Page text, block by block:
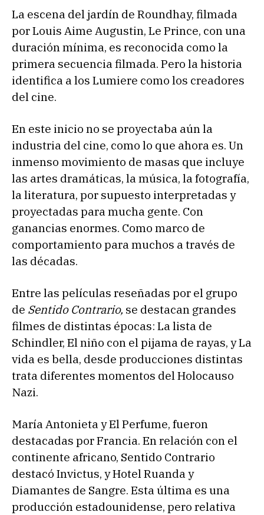
o
d
a
u
i
o
La escena del jardín de Roundhay, filmada
por Louis Aime Augustin, Le Prince, con una
duración mínima, es reconocida como la
primera secuencia filmada. Pero la historia
identifica a los Lumiere como los creadores
del cine.
En este inicio no se proyectaba aún la
industria del cine, como lo que ahora es. Un
inmenso movimiento de masas que incluye
las artes dramáticas, la música, la fotografía,
la literatura, por supuesto interpretadas y
proyectadas para mucha gente. Con
ganancias enormes. Como marco de
comportamiento para muchos a través de
las décadas.
Entre las películas reseñadas por el grupo
de Sentido Contrario, se destacan grandes
filmes de distintas épocas: La lista de
Schindler, El niño con el pijama de rayas, y La
vida es bella, desde producciones distintas
trata diferentes momentos del Holocauso
Nazi.
María Antonieta y El Perfume, fueron
destacadas por Francia. En relación con el
continente africano, Sentido Contrario
destacó Invictus, y Hotel Ruanda y
Diamantes de Sangre. Esta última es una
producción estadounidense, pero relativa